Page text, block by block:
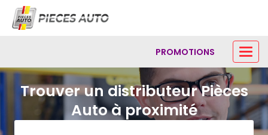
PROMOTIONS
Trouver un distributeur Pièces
Auto à proximité